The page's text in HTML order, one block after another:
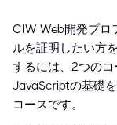
CIW Web開発プロ
ルを証明したい方
するには、2つのコ
JavaScriptの基礎
コースです。